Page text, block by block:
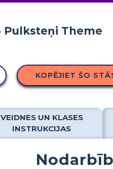
KOPĒJIET ŠO
VEIDNES UN KLASES
INSTRUKCIJAS